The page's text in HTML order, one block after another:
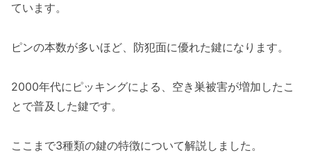
ています。
ピンの本数が多いほど、防犯面に優れた鍵になります。
2000年代にピッキングによる、空き巣被害が増加したこ
とで普及した鍵です。
ここまで3種類の鍵の特徴について解説しました。